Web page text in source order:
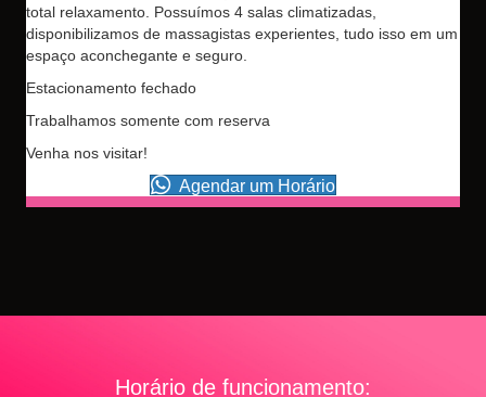
total relaxamento. Possuímos 4 salas climatizadas,
disponibilizamos de massagistas experientes, tudo isso em um
espaço aconchegante e seguro.
Estacionamento fechado
Trabalhamos somente com reserva
Venha nos visitar!
Agendar um Horário(opens in new tab)
Horário de funcionamento: